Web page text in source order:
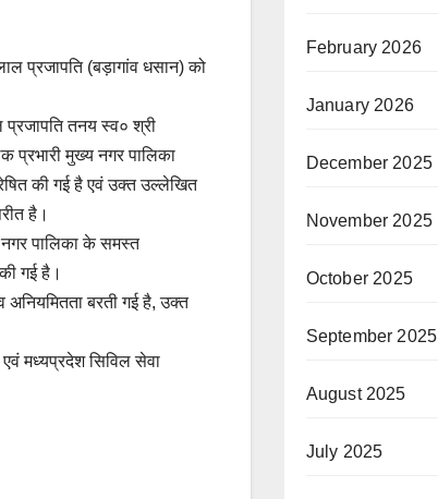
प्रजापति (बड़ागांव धसान) को
प्रजापति तनय स्व० श्री
प्रभारी मुख्य नगर पालिका
की गई है एवं उक्त उल्लेखित
है।
नगर पालिका के समस्त
गई है।
अनियमितता बरती गई है, उक्त
मध्यप्रदेश सिविल सेवा
February 2026
January 2026
December 2025
November 2025
October 2025
September 2025
August 2025
July 2025